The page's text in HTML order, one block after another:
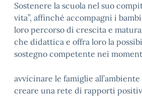
Sostenere la scuola nel suo
vita”, affinché accompagni i
loro percorso di crescita e
che didattica e offra loro la
sostegno competente nei
avvicinare le famiglie
creare una rete di rapporti